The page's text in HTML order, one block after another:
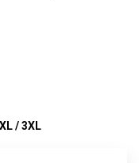
/ 3XL